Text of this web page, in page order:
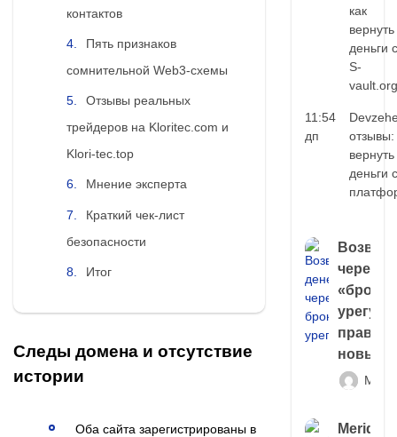
контактов
Пять признаков
сомнительной Web3-схемы
Отзывы реальных
трейдеров на Kloritec.com и
Klori-tec.top
Мнение эксперта
Краткий чек-лист
безопасности
Итог
Следы домена и отсутствие
истории
Оба сайта зарегистрированы в
как
вернуть
деньги с
S-
vault.org
11:54
дп
отзывы:
вернуть
деньги с
через
правда
новый